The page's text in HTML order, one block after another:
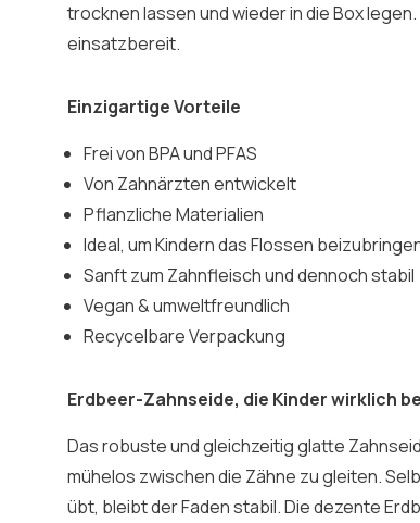
trocknen lassen und wieder in die Box
einsatzbereit.
Einzigartige Vorteile
Frei von BPA und PFAS
Von Zahnärzten entwickelt
Pflanzliche Materialien
Ideal, um Kindern das Flossen
Sanft zum Zahnfleisch und dennoch stabil
Vegan & umweltfreundlich
Recycelbare Verpackung
Erdbeer-Zahnseide, die Kinder wirklich
Das robuste und gleichzeitig glatte
mühelos zwischen die Zähne zu gleiten.
übt, bleibt der Faden stabil. Die dezente